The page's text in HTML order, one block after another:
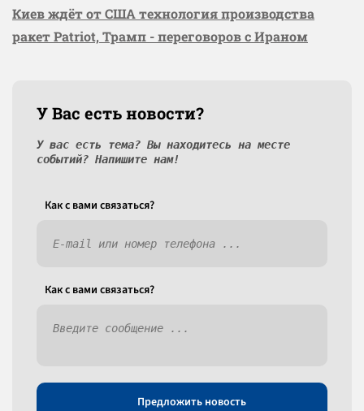
Киев ждёт от США технология производства
ракет Patriot, Трамп - переговоров с Ираном
У Вас есть новости?
У вас есть тема? Вы находитесь на месте
событий? Напишите нам!
Как c вами связаться?
Как c вами связаться?
Предложить новость